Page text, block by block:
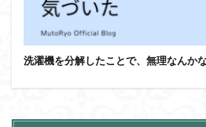
洗濯機を分解したことで、無理なんか